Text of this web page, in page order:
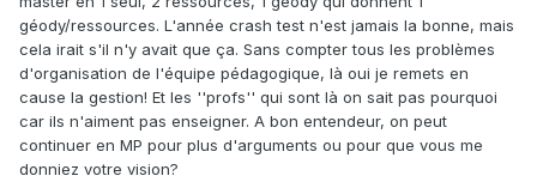
géody/ressources. L'année crash test n'est jamais la bonne, mais
cela irait s'il n'y avait que ça. Sans compter tous les problèmes
d'organisation de l'équipe pédagogique, là oui je remets en
cause la gestion! Et les ''profs'' qui sont là on sait pas pourquoi
car ils n'aiment pas enseigner. A bon entendeur, on peut
continuer en MP pour plus d'arguments ou pour que vous me
donniez votre vision?